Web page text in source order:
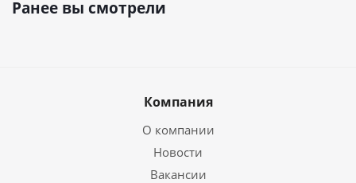
Ранее вы смотрели
Компания
О компании
Новости
Вакансии